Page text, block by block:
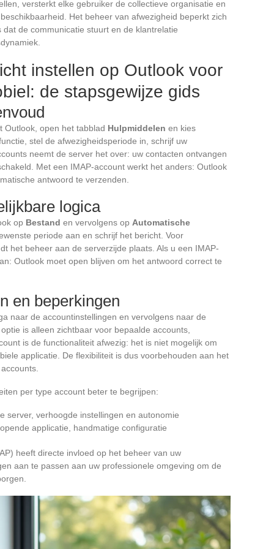
versterkt elke gebruiker de collectieve organisatie en
Het beheer van afwezigheid beperkt zich
de communicatie stuurt en de klantrelatie
instellen op Outlook voor
de stapsgewijze gids
Outlook, open het tabblad Hulpmiddelen en kies
stel de afwezigheidsperiode in, schrijf uw
neemt de server het over: uw contacten ontvangen
Met een IMAP-account werkt het anders: Outlook
antwoord te verzenden.
logica
op Bestand en vervolgens op Automatische
periode aan en schrijf het bericht. Voor
het beheer aan de serverzijde plaats. Als u een IMAP-
Outlook moet open blijven om het antwoord correct te
en beperkingen
naar de accountinstellingen en vervolgens naar de
is alleen zichtbaar voor bepaalde accounts,
is de functionaliteit afwezig: het is niet mogelijk om
applicatie. De flexibiliteit is dus voorbehouden aan het
per type account beter te begrijpen:
server, verhoogde instellingen en autonomie
applicatie, handmatige configuratie
heeft directe invloed op het beheer van uw
aan te passen aan uw professionele omgeving om de